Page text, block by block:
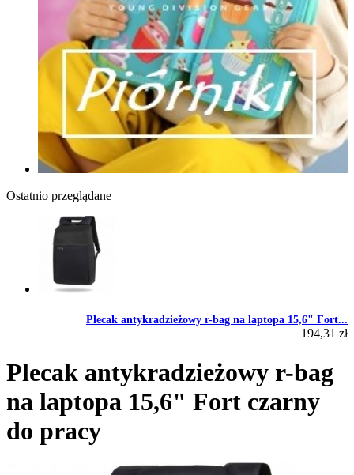
Ostatnio przeglądane
Plecak antykradzieżowy r-bag na laptopa 15,6" Fort...
194,31 zł
Plecak antykradzieżowy r-bag
na laptopa 15,6" Fort czarny
do pracy